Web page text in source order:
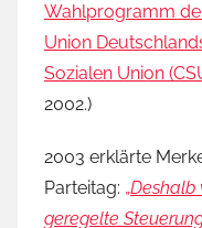
Wahlprogramm
Union
Sozialen Union
2002.)
2003 erklärte
Parteitag: „Deshalb
geregelte